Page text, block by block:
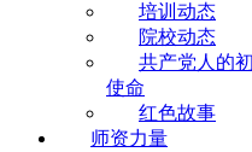
培训动态
院校动态
共产党人的
使命
红色故事
师资力量